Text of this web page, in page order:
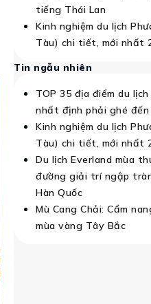
tiếng Thái Lan
Kinh nghiệm du lịch
Tàu) chi tiết, mới nhất
Tin ngẫu nhiên
TOP 35 địa điểm du
nhất định phải ghé đến
Kinh nghiệm du lịch
Tàu) chi tiết, mới nhất
Du lịch Everland mùa
đường giải trí ngập
Hàn Quốc
Mù Cang Chải: Cẩm
mùa vàng Tây Bắc